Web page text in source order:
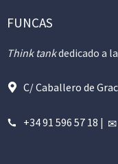
FUNCAS
Think tankdedicado a
C/ Caballero de
+34 91 596 57 18 |